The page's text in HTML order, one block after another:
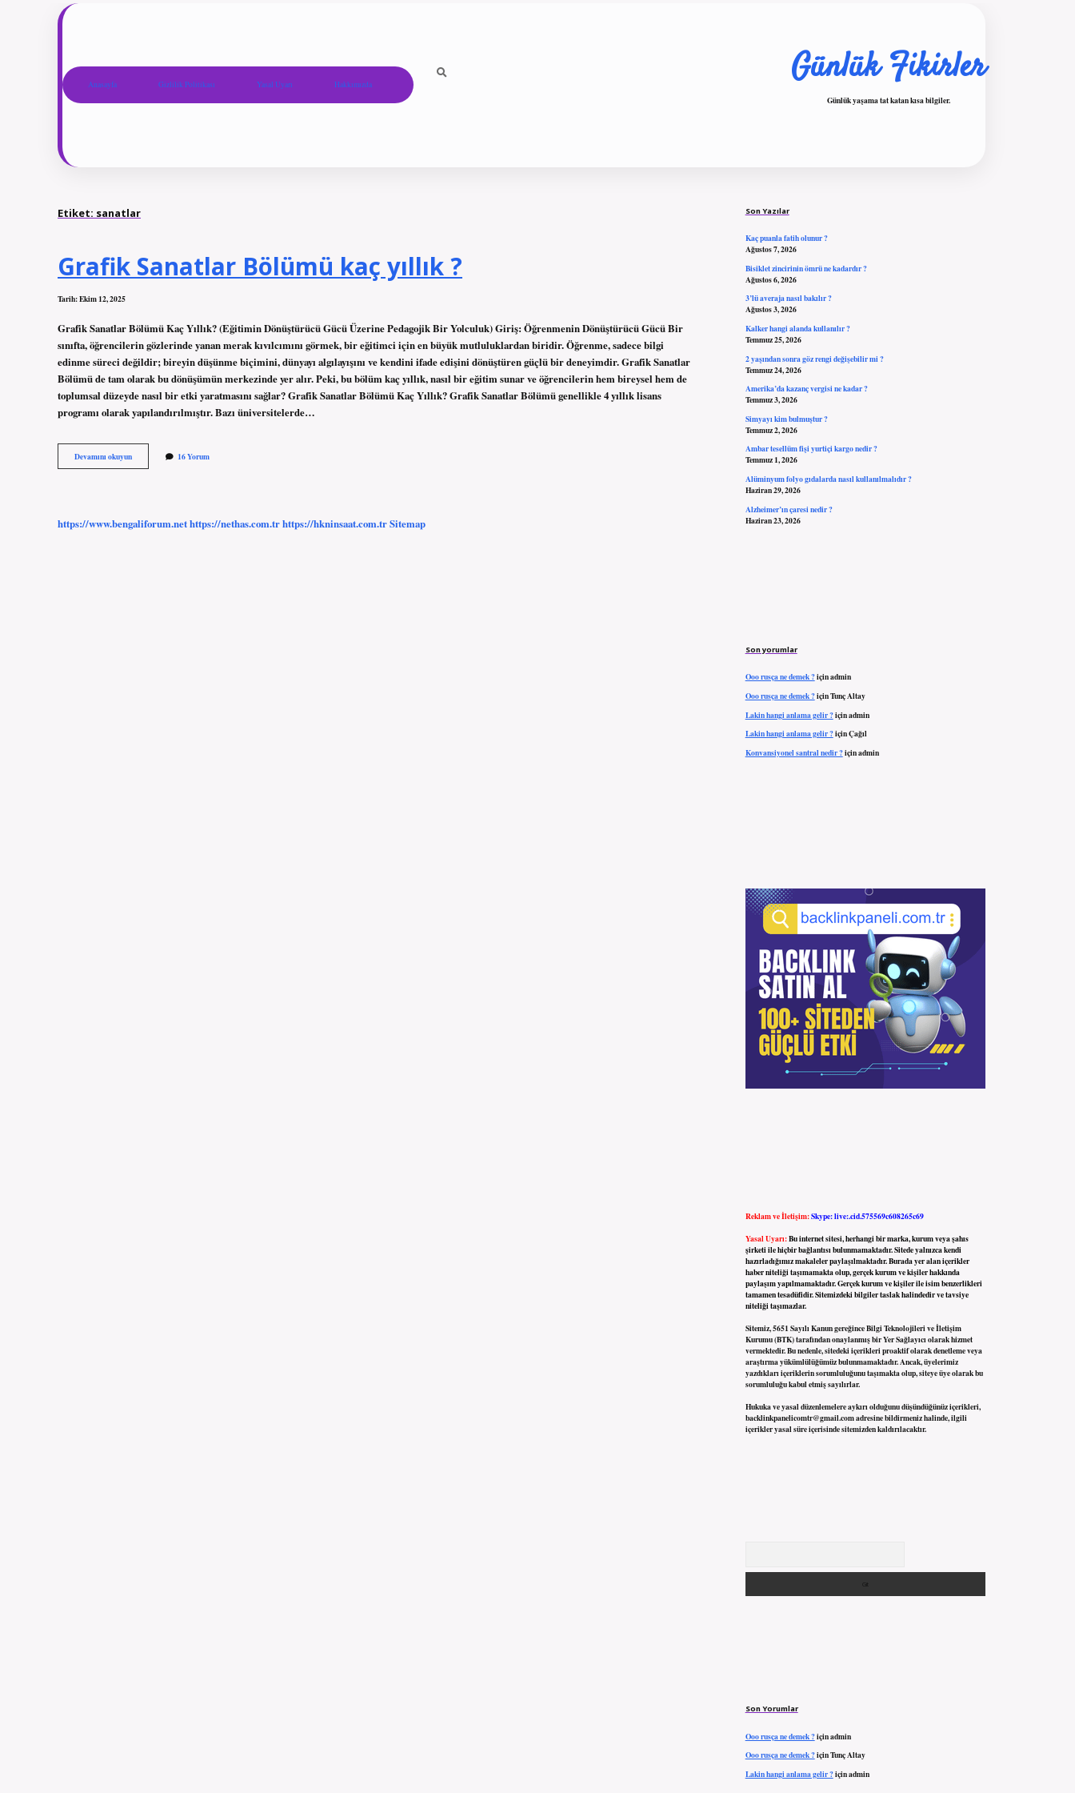
Anasayfa Gizlilik Politikası Yasal Uyarı Hakkımızda Günlük Fikirler
Günlük yaşama tat katan kısa bilgiler.
Etiket: sanatlar
Grafik Sanatlar Bölümü kaç yıllık ?
Tarih: Ekim 12, 2025
Grafik Sanatlar Bölümü Kaç Yıllık? (Eğitimin Dönüştürücü Gücü Üzerine Pedagojik Bir Yolculuk) Giriş: Öğrenmenin Dönüştürücü Gücü Bir
sınıfta, öğrencilerin gözlerinde yanan merak kıvılcımını görmek, bir eğitimci için en büyük mutluluklardan biridir. Öğrenme, sadece bilgi
edinme süreci değildir; bireyin düşünme biçimini, dünyayı algılayışını ve kendini ifade edişini dönüştüren güçlü bir deneyimdir. Grafik Sanatlar
Bölümü de tam olarak bu dönüşümün merkezinde yer alır. Peki, bu bölüm kaç yıllık, nasıl bir eğitim sunar ve öğrencilerin hem bireysel hem de
toplumsal düzeyde nasıl bir etki yaratmasını sağlar? Grafik Sanatlar Bölümü Kaç Yıllık? Grafik Sanatlar Bölümü genellikle 4 yıllık lisans
programı olarak yapılandırılmıştır. Bazı üniversitelerde…
Devamını okuyunGrafik
Sanatlar
16 Yorum
https://www.bengaliforum.nethttps://nethas.com.trhttps://hkninsaat.com.trSitemap
Son Yazılar
Kaç puanla fatih olunur ?
Ağustos 7, 2026
Bisiklet zincirinin ömrü ne kadardır ?
Ağustos 6, 2026
3’lü averaja nasıl bakılır ?
Ağustos 3, 2026
Kalker hangi alanda kullanılır ?
Temmuz 25, 2026
2 yaşından sonra göz rengi değişebilir mi ?
Temmuz 24, 2026
Amerika’da kazanç vergisi ne kadar ?
Temmuz 3, 2026
Simyayı kim bulmuştur ?
Temmuz 2, 2026
Ambar tesellüm fişi yurtiçi kargo nedir ?
Temmuz 1, 2026
Alüminyum folyo gıdalarda nasıl kullanılmalıdır ?
Haziran 29, 2026
Alzheimer’ın çaresi nedir ?
Haziran 23, 2026
Son yorumlar
Ooo rusça ne demek ?içinadmin
Ooo rusça ne demek ?içinTunç Altay
Lakin hangi anlama gelir ?içinadmin
Lakin hangi anlama gelir ?içinÇağıl
Konvansiyonel santral nedir ?içinadmin
Reklam ve İletişim:Skype: live:.cid.575569c608265c69
Yasal Uyarı:Bu internet sitesi, herhangi bir marka, kurum veya şahıs
şirketi ile hiçbir bağlantısı bulunmamaktadır. Sitede yalnızca kendi
hazırladığımız makaleler paylaşılmaktadır. Burada yer alan içerikler
haber niteliği taşımamakta olup, gerçek kurum ve kişiler hakkında
paylaşım yapılmamaktadır. Gerçek kurum ve kişiler ile isim benzerlikleri
tamamen tesadüfidir. Sitemizdeki bilgiler taslak halindedir ve tavsiye
niteliği taşımazlar.
Sitemiz, 5651 Sayılı Kanun gereğince Bilgi Teknolojileri ve İletişim
Kurumu (BTK) tarafından onaylanmış bir Yer Sağlayıcı olarak hizmet
vermektedir. Bu nedenle, sitedeki içerikleri proaktif olarak denetleme veya
araştırma yükümlülüğümüz bulunmamaktadır. Ancak, üyelerimiz
yazdıkları içeriklerin sorumluluğunu taşımakta olup, siteye üye olarak bu
sorumluluğu kabul etmiş sayılırlar.
Hukuka ve yasal düzenlemelere aykırı olduğunu düşündüğünüz içerikleri,
backlinkpanelicomtr@gmail.comadresine bildirmeniz halinde, ilgili
içerikler yasal süre içerisinde sitemizden kaldırılacaktır.
Son Yorumlar
Ooo rusça ne demek ?içinadmin
Ooo rusça ne demek ?içinTunç Altay
Lakin hangi anlama gelir ?içinadmin